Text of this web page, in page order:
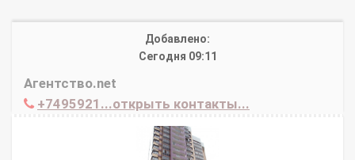
Добавлено:
Сегодня 09:11
Агентство.net
+7495921...открыть контакты...